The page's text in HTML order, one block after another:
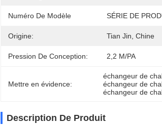
Numéro De Modèle SÉRIE DE
Origine: Tian Jin, Chine
Pression De Conception: 2,2 M/PA
Mettre en évidence:
échangeur de
échangeur de
échangeur de
Description De Produit